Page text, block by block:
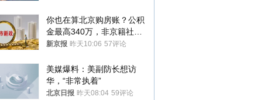
你也在算北京购房账？公积
金最高340万，非京籍社保
1年
新京报 昨天10:06 57评论
美媒爆料：美副防长想访
华，“非常执着”
北京日报 昨天08:04 59评论